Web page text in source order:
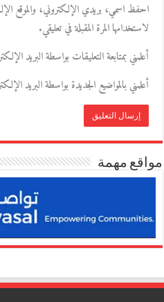
احفظ اسمي، بريدي الإلكتروني، والموقع
لاستخدامها المرة المقبلة في تعليقي.
أعلمني بمتابعة التعليقات بواسطة البريد
أعلمني بالمواضيع الجديدة بواسطة البريد
مواقع مهمة